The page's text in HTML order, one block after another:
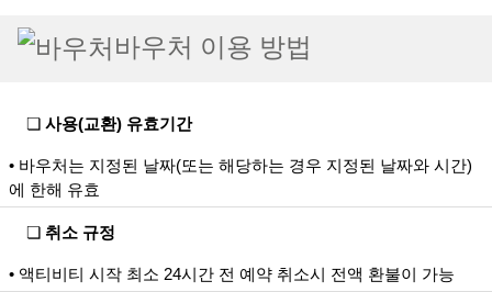
바우처 이용 방법
❏ 사용(교환) 유효기간
• 바우처는 지정된 날짜(또는 해당하는 경우 지정된 날짜와 시간)
에 한해 유효
❏ 취소 규정
• 액티비티 시작 최소 24시간 전 예약 취소시 전액 환불이 가능